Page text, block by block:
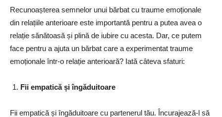
Recunoașterea semnelor unui bărbat cu traume emoționale
din relațiile anterioare este importantă pentru a putea avea o
relație sănătoasă și plină de iubire cu acesta. Dar, ce putem
face pentru a ajuta un bărbat care a experimentat traume
emoționale într-o relație anterioară? Iată câteva sfaturi:
Fii empatică și îngăduitoare
Fii empatică și îngăduitoare cu partenerul tău. Încurajează-l să